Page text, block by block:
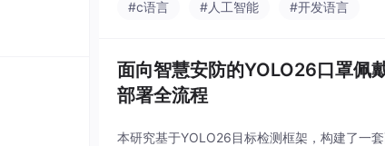
#c语言
#人工智能 #开发语言
面向智慧安防的YOLO26口罩佩
部署全流程
本研究基于YOLO26目标检测框架，构建了一